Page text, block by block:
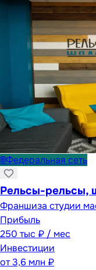
🌐Федеральная сеть
Рельсы-
Франшиза студии
Прибыль
250 тыс ₽ / мес
Инвестиции
от3,6 млн ₽